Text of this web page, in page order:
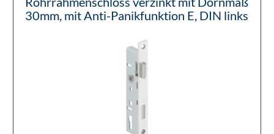
30mm, mit Anti-Panikfunktion E, DIN links